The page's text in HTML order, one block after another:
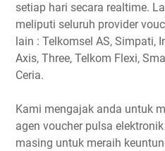
setiap hari secara realtime.
meliputi seluruh provider
lain : Telkomsel AS, Simpati,
Axis, Three, Telkom Flexi,
Ceria.
Kami mengajak anda untuk
agen voucher pulsa
masing untuk meraih